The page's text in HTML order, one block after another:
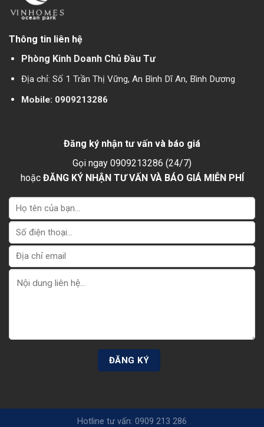
Thông tin liên hệ
Phòng Kinh Doanh Chủ Đầu Tư
Địa chỉ: Số 1 Trần Thị Vững, An Bình Dĩ An, Bình Dương
Mobile: 0909213286
Đăng ký nhận tư vấn và báo giá
Gọi ngay 0909213286 (24/7)
hoặc ĐĂNG KÝ NHẬN TƯ VẤN VÀ BÁO GIÁ MIỄN PHÍ
Hotline tư vấn: 0909 213 286